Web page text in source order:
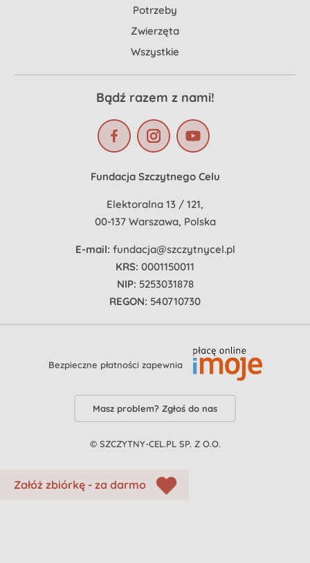
Potrzeby
Zwierzęta
Wszystkie
Bądź razem z nami!
Fundacja Szczytnego Celu
Elektoralna 13 / 121,
00-137 Warszawa, Polska
E-mail: fundacja@szczytnycel.pl
KRS: 0001150011
NIP: 5253031878
REGON: 540710730
Bezpieczne płatności zapewnia
Masz problem? Zgłoś do nas
© SZCZYTNY-CEL.PL SP. Z O.O.
Załóż zbiórkę - za darmo